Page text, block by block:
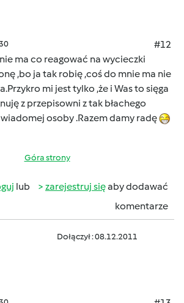
#12
ma co reagować na wycieczki
,bo ja tak robię ,coś do mnie ma nie
mi jest tylko ,że i Was to sięga
z przepisowni z tak błachego
osoby .Razem damy radę
Góra strony
lub zarejestruj sięaby dodawać
komentarze
Dołączył : 08.12.2011